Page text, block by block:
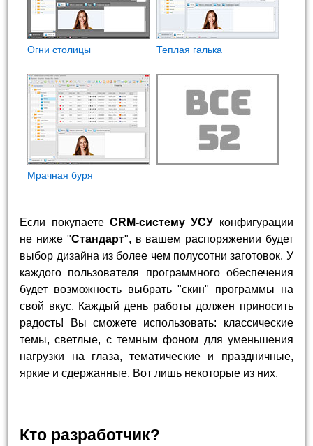
Огни столицы Теплая галька
Мрачная буря
Если покупаете CRM-систему УСУ конфигурации
не ниже "Стандарт", в вашем распоряжении будет
выбор дизайна из более чем полусотни заготовок. У
каждого пользователя программного обеспечения
будет возможность выбрать "скин" программы на
свой вкус. Каждый день работы должен приносить
радость! Вы сможете использовать: классические
темы, светлые, с темным фоном для уменьшения
нагрузки на глаза, тематические и праздничные,
яркие и сдержанные. Вот лишь некоторые из них.
Кто разработчик?